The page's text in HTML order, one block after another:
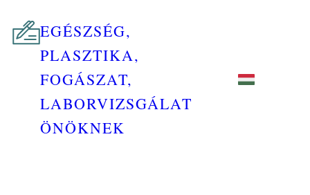
EGÉSZSÉG,
PLASZTIKA,
FOGÁSZAT,
LABORVIZSGÁLAT
ÖNÖKNEK